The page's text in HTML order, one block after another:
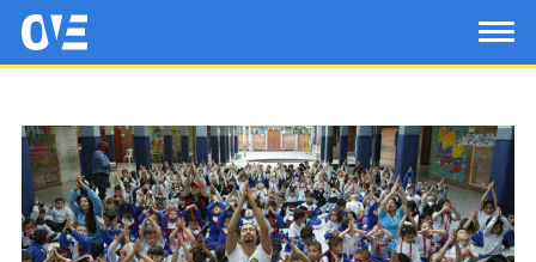
Saltar al contenido principal
OtrasVocesenEducacion.org